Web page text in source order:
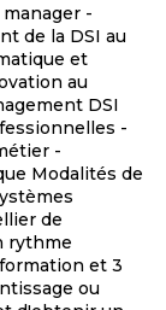
-
de la DSI au
et
au
DSI
-
-
Modalités de
de
rythme
et 3
ou